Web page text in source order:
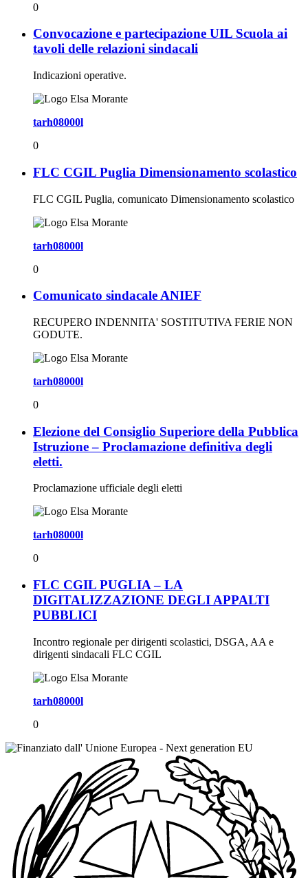
0
Convocazione e partecipazione UIL Scuola ai
tavoli delle relazioni sindacali
Indicazioni operative.
tarh08000l
0
FLC CGIL Puglia Dimensionamento scolastico
FLC CGIL Puglia, comunicato Dimensionamento scolastico
tarh08000l
0
Comunicato sindacale ANIEF
RECUPERO INDENNITA' SOSTITUTIVA FERIE NON
GODUTE.
tarh08000l
0
Elezione del Consiglio Superiore della Pubblica
Istruzione – Proclamazione definitiva degli
eletti.
Proclamazione ufficiale degli eletti
tarh08000l
0
FLC CGIL PUGLIA – LA
DIGITALIZZAZIONE DEGLI APPALTI
PUBBLICI
Incontro regionale per dirigenti scolastici, DSGA, AA e
dirigenti sindacali FLC CGIL
tarh08000l
0